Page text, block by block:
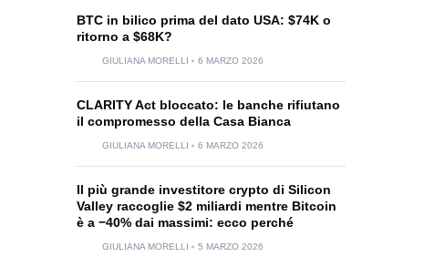
BTC in bilico prima del dato USA: $74K o
ritorno a $68K?
GIULIANA MORELLI 6 MARZO 2026
CLARITY Act bloccato: le banche rifiutano
il compromesso della Casa Bianca
GIULIANA MORELLI 6 MARZO 2026
Il più grande investitore crypto di Silicon
Valley raccoglie $2 miliardi mentre Bitcoin
è a −40% dai massimi: ecco perché
GIULIANA MORELLI 5 MARZO 2026